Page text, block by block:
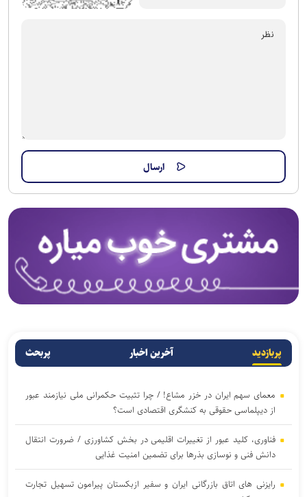
پربازدید آخرین اخبار پربحث
معمای سهم ایران در خزر مشاع! / چرا تثبیت حکمرانی ملی نیازمند عبور
از دیپلماسی حقوقی به کنشگری اقتصادی است؟
فناوری، کلید عبور از تغییرات اقلیمی در بخش کشاورزی / ضرورت انتقال
دانش فنی و نوسازی بذرها برای تضمین امنیت غذایی
رایزنی های اتاق بازرگانی ایران و سفیر ازبکستان پیرامون تسهیل تجارت